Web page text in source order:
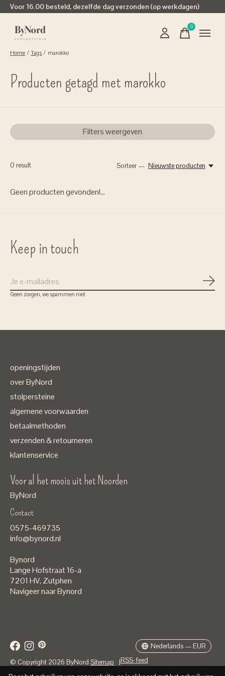
Voor 16.00 besteld, dezelfde dag verzonden (op werkdagen)
0items
Home / Tags / marokko
Producten getagd met marokko
Filters weergeven
0 result Sorteer — Nieuwste producten
Geen producten gevonden!...
Keep in touch
Geen zorgen, we spammen niet
openingstijden
over ByNord
stolpersteine
algemene voorwaarden
betaalmethoden
verzenden & retourneren
klantenservice
Voor al het moois uit het Noorden
ByNord
Contact
0575-469735
info@bynord.nl
Bynord
Lange Hofstraat 16-a
7201 HV, Zutphen
Navigeer naar Bynord
© Copyright 2026 ByNord Sitemap |RSS-feed
Nederlands — EUR